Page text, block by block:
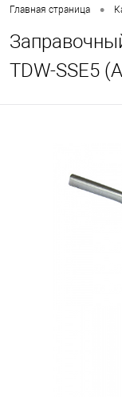
Главная страница •
TDW-SSE5